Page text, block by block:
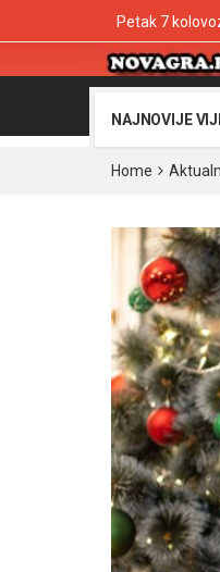
Petak 7
NAJNOVIJE
Home